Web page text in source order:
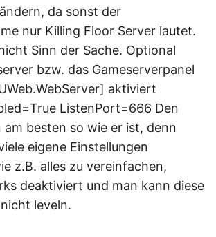
da sonst der
nur Killing Floor Server lautet.
Sinn der Sache. Optional
bzw. das Gameserverpanel
aktiviert
ListenPort=666 Den
am besten so wie er ist, denn
eigene Einstellungen
z.B. alles zu vereinfachen,
deaktiviert und man kann diese
leveln.